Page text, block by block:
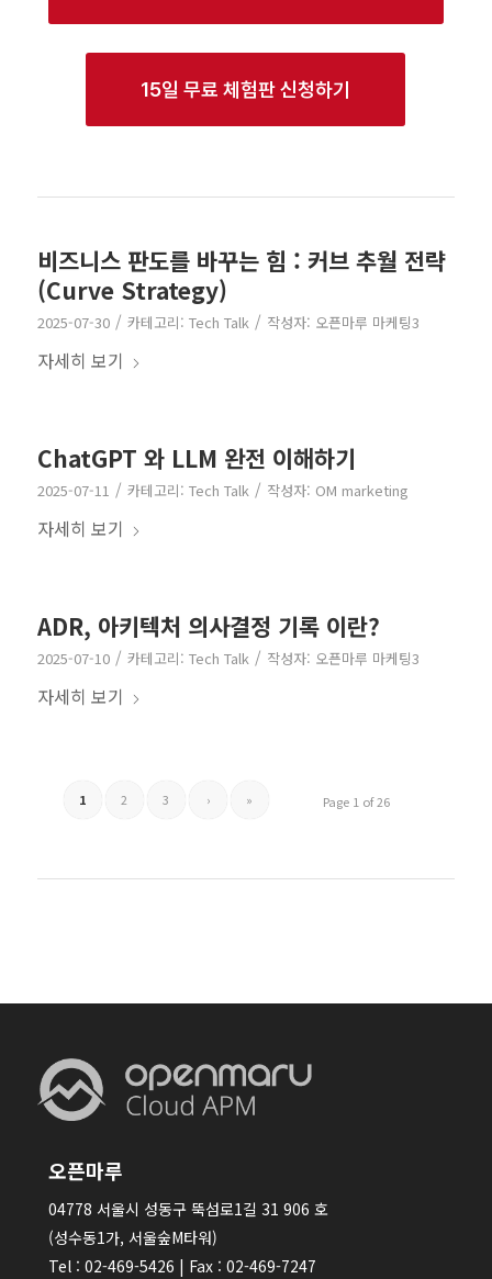
15일 무료 체험판 신청하기
비즈니스 판도를 바꾸는 힘 : 커브 추월 전략
(Curve Strategy)
2025-07-30 / 카테고리: Tech Talk / 작성자: 오픈마루 마케팅3
자세히 보기
ChatGPT 와 LLM 완전 이해하기
2025-07-11 / 카테고리: Tech Talk / 작성자: OM marketing
자세히 보기
ADR, 아키텍처 의사결정 기록 이란?
2025-07-10 / 카테고리: Tech Talk / 작성자: 오픈마루 마케팅3
자세히 보기
Page 1 of 26
1 2 3 › »
오픈마루
04778 서울시 성동구 뚝섬로1길 31 906 호
(성수동1가, 서울숲M타워)
Tel : 02-469-5426 | Fax : 02-469-7247